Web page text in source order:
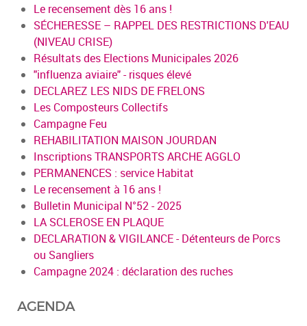
Le recensement dès 16 ans !
SÉCHERESSE – RAPPEL DES RESTRICTIONS D'EAU
(NIVEAU CRISE)
Résultats des Elections Municipales 2026
"influenza aviaire" - risques élevé
DECLAREZ LES NIDS DE FRELONS
Les Composteurs Collectifs
Campagne Feu
REHABILITATION MAISON JOURDAN
Inscriptions TRANSPORTS ARCHE AGGLO
PERMANENCES : service Habitat
Le recensement à 16 ans !
Bulletin Municipal N°52 - 2025
LA SCLEROSE EN PLAQUE
DECLARATION & VIGILANCE - Détenteurs de Porcs
ou Sangliers
Campagne 2024 : déclaration des ruches
AGENDA